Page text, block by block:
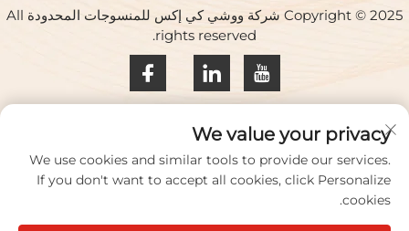
Copyright © 2025 شركة ووشي كي إكس للمنسوجات المحدودة All
rights reserved.
سياسة الخصوصية
اتصل بنا
We value your privacy
We use cookies and similar tools to provide our services.
If you don't want to accept all cookies, click Personalize
cookies.